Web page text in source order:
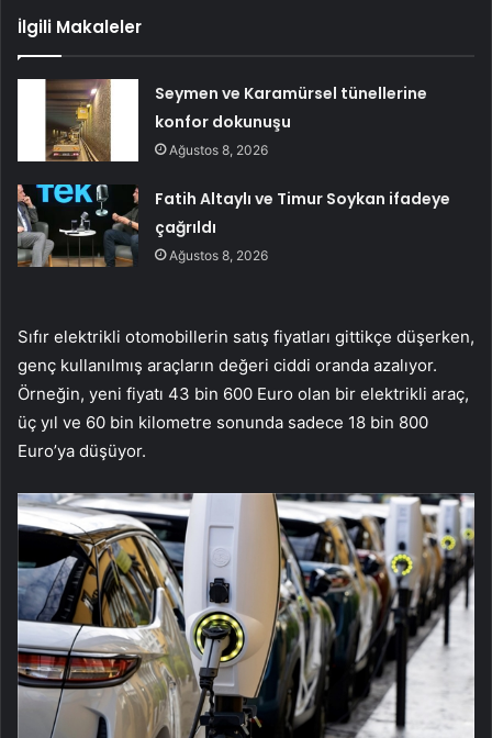
İlgili Makaleler
Seymen ve Karamürsel tünellerine
konfor dokunuşu
Ağustos 8, 2026
Fatih Altaylı ve Timur Soykan ifadeye
çağrıldı
Ağustos 8, 2026
Sıfır elektrikli otomobillerin satış fiyatları gittikçe düşerken,
genç kullanılmış araçların değeri ciddi oranda azalıyor.
Örneğin, yeni fiyatı 43 bin 600 Euro olan bir elektrikli araç,
üç yıl ve 60 bin kilometre sonunda sadece 18 bin 800
Euro’ya düşüyor.